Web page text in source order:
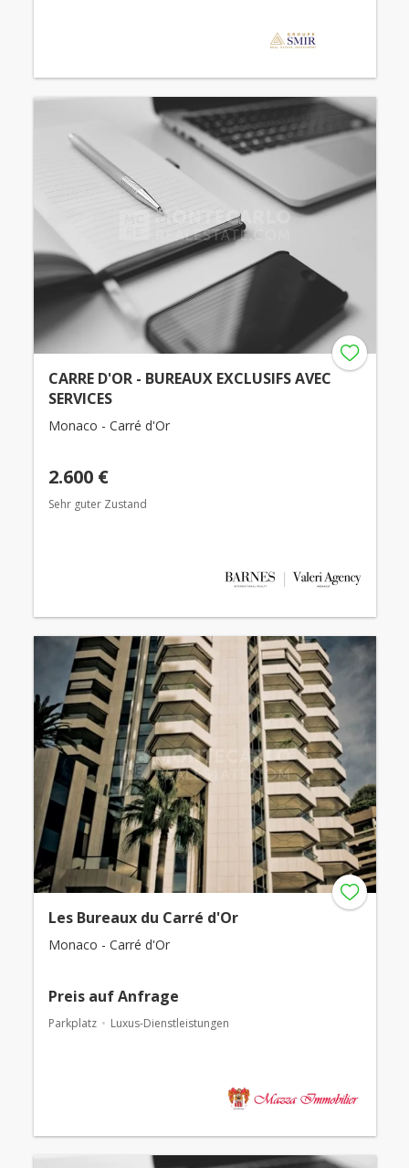
CARRE D'OR - BUREAUX EXCLUSIFS AVEC
SERVICES
Monaco - Carré d'Or
2.600 €
Sehr guter Zustand
Les Bureaux du Carré d'Or
Monaco - Carré d'Or
Preis auf Anfrage
Parkplatz Luxus-Dienstleistungen